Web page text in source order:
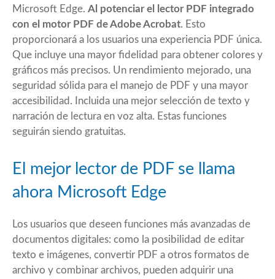
Microsoft Edge. Al potenciar el lector PDF integrado
con el motor PDF de Adobe Acrobat. Esto
proporcionará a los usuarios una experiencia PDF única.
Que incluye una mayor fidelidad para obtener colores y
gráficos más precisos. Un rendimiento mejorado, una
seguridad sólida para el manejo de PDF y una mayor
accesibilidad. Incluida una mejor selección de texto y
narración de lectura en voz alta. Estas funciones
seguirán siendo gratuitas.
El mejor lector de PDF se llama
ahora Microsoft Edge
Los usuarios que deseen funciones más avanzadas de
documentos digitales: como la posibilidad de editar
texto e imágenes, convertir PDF a otros formatos de
archivo y combinar archivos, pueden adquirir una